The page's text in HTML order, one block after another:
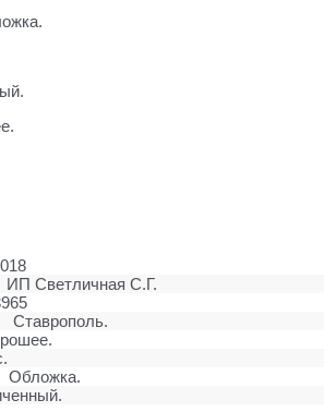
ИП Светличная С.Г.
Ставрополь.
Обложка.